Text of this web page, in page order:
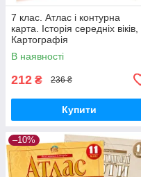
7 клас. Атлас і контурна
карта. Історія середніх віків,
Картографія
В наявності
212 ₴ 236 ₴
Купити
–10%